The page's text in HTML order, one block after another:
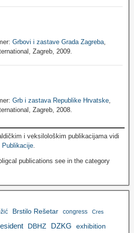
Grbovi i zastave Grada Zagreba
Zagreb, 2009.
Grb i zastava Republike Hrvatske
Zagreb, 2008.
i veksilološkim publikacijama vidi
Publikacije.
publications see in the category
Brstilo Rešetar congress Cres
DBHZ DZKG exhibition